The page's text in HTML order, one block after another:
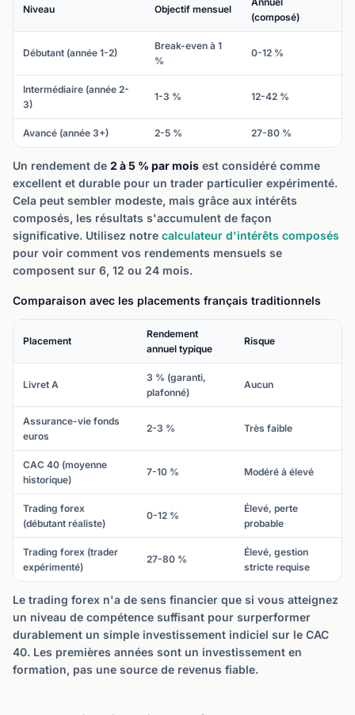
Niveau Objectif mensuel
(composé)
Débutant (année 1-2)
Break-even à 1
%
0-12 %
Intermédiaire (année 2-
3)
1-3 % 12-42 %
Avancé (année 3+) 2-5 % 27-80 %
Un rendement de 2 à 5 % par mois est considéré comme
excellent et durable pour un trader particulier expérimenté.
Cela peut sembler modeste, mais grâce aux intérêts
composés, les résultats s'accumulent de façon
significative. Utilisez notre calculateur d'intérêts composés
pour voir comment vos rendements mensuels se
composent sur 6, 12 ou 24 mois.
Comparaison avec les placements français traditionnels
Placement
Rendement
annuel typique
Risque
Livret A
3 % (garanti,
plafonné)
Aucun
Assurance-vie fonds
euros
2-3 % Très faible
CAC 40 (moyenne
historique)
7-10 % Modéré à élevé
Trading forex
(débutant réaliste)
0-12 %
Élevé, perte
probable
Trading forex (trader
expérimenté)
27-80 %
Élevé, gestion
stricte requise
Le trading forex n'a de sens financier que si vous atteignez
un niveau de compétence suffisant pour surperformer
durablement un simple investissement indiciel sur le CAC
40. Les premières années sont un investissement en
formation, pas une source de revenus fiable.